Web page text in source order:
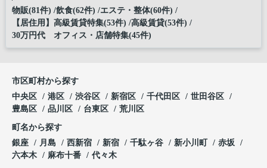
物販(81件) 飲食(62件) エステ・整体(60件)
【居住用】高級賃貸特集(53件) 高級賃貸(53件)
30万円代 オフィス・店舗特集(45件)
市区町村から探す
中央区
港区 渋谷区 新宿区 千代田区
世田谷区
豊島区
品川区 台東区 荒川区
町名から探す
銀座
月島 西新宿 新宿 千駄ヶ谷 新小川町
赤坂
六本木
麻布十番 代々木